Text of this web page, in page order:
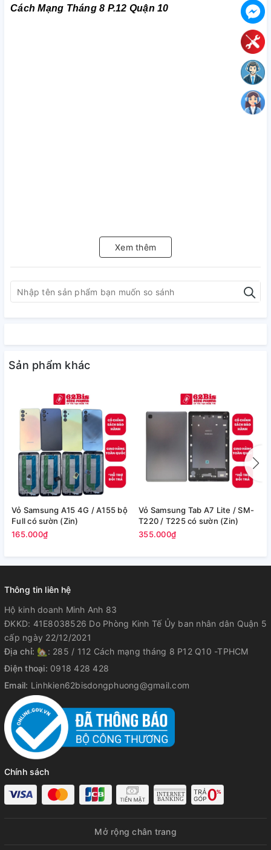
Cách Mạng Tháng 8 P.12 Quận 10
Xem thêm
Sản phẩm khác
Vỏ Samsung A15 4G / A155 bộ
Full có sườn (Zin)
165.000₫
Vỏ Samsung Tab A7 Lite / SM-
T220 / T225 có sườn (Zin)
355.000₫
Thông tin liên hệ
Hộ kinh doanh Minh Anh 83
ĐKKD: 41E8038526 Do Phòng Kinh Tế Ủy ban nhân dân Quận 5
cấp ngày 22/12/2021
Địa chỉ: 🏡: 285 / 112 Cách mạng tháng 8 P12 Q10 -TPHCM
Điện thoại: 0918 428 428
Email: Linhkien62bisdongphuong@gmail.com
Chính sách
Mở rộng chân trang